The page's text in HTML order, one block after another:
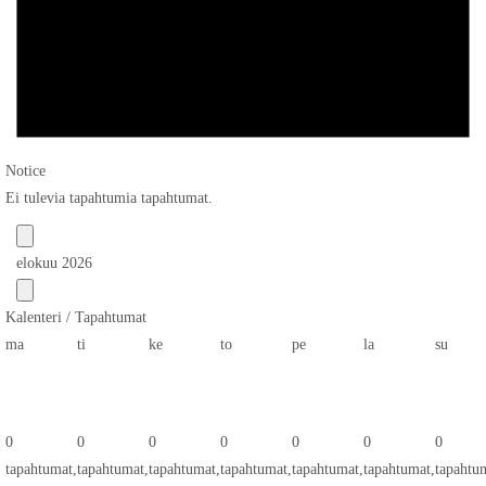
Notice
Ei tulevia tapahtumia tapahtumat.
elokuu 2026
Kalenteri / Tapahtumat
mamaanantai
ti kekeskiviikko
totorstai peperjantai lalauantai su
0
tapahtumat,
0
tapahtumat,
0
tapahtumat,
0
tapahtumat,
0
tapahtumat,
0
tapahtumat,
0